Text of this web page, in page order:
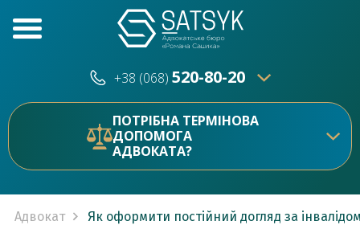
+38 (068) 520-80-20
520-80-20
ПОТРІБНА ТЕРМІНОВА
ДОПОМОГА
АДВОКАТА?
Адвокат Як оформити постійний догляд за